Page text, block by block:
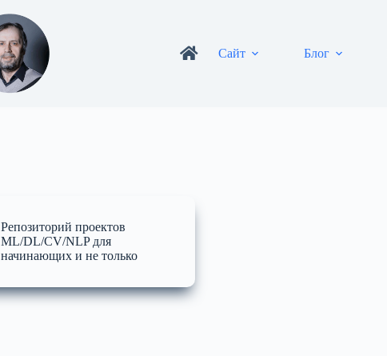
Сайт Блог
Репозиторий проектов
ML/DL/CV/NLP для
начинающих и не только